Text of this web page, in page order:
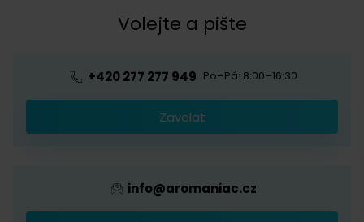
Ochrana osobních údajů
Provizní systém
Kávová akademieVolejte a pište
+420 277 277 949 Po–Pá: 8:00–16:30
Zavolat
info@aromaniac.cz